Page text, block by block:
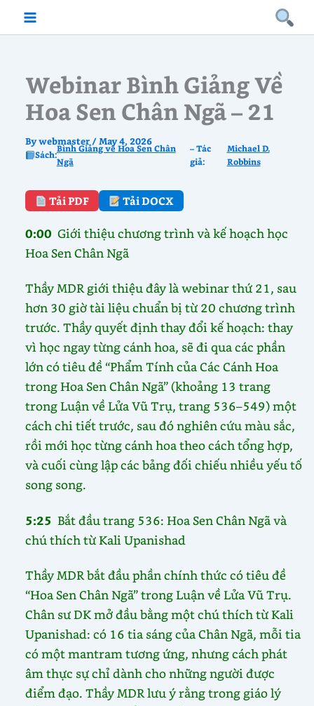
Webinar Bình Giảng Về
Hoa Sen Chân Ngã – 21
Bywebmaster / May 4, 2026
Sách:
Bình Giảng về Hoa Sen Chân
Ngã
– Tác
giả:
Michael D.
Robbins
Tải PDF Tải DOCX
0:00Giới thiệu chương trình và kế hoạch học
Hoa Sen Chân Ngã
Thầy MDR giới thiệu đây là webinar thứ 21, sau
hơn 30 giờ tài liệu chuẩn bị từ 20 chương trình
trước. Thầy quyết định thay đổi kế hoạch: thay
vì học ngay từng cánh hoa, sẽ đi qua các phần
lớn có tiêu đề “Phẩm Tính của Các Cánh Hoa
trong Hoa Sen Chân Ngã” (khoảng 13 trang
trong Luận về Lửa Vũ Trụ, trang 536–549) một
cách chi tiết trước, sau đó nghiên cứu màu sắc,
rồi mới học từng cánh hoa theo cách tổng hợp,
và cuối cùng lập các bảng đối chiếu nhiều yếu tố
song song.
5:25Bắt đầu trang 536: Hoa Sen Chân Ngã và
chú thích từ Kali Upanishad
Thầy MDR bắt đầu phần chính thức có tiêu đề
“Hoa Sen Chân Ngã” trong Luận về Lửa Vũ Trụ.
Chân sư DK mở đầu bằng một chú thích từ Kali
Upanishad: có 16 tia sáng của Chân Ngã, mỗi tia
có một mantram tương ứng, nhưng cách phát
âm thực sự chỉ dành cho những người được
điểm đạo. Thầy MDR lưu ý rằng trong giáo lý